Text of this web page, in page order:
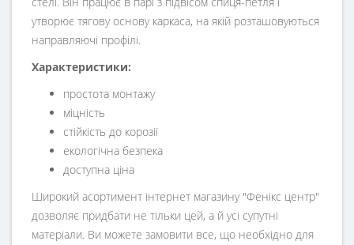
утворює тягову основу каркаса, на якій розташовуються
направляючі профілі.
Характеристики:
простота монтажу
міцність
стійкість до корозії
екологічна безпека
доступна ціна
Широкий асортимент інтернет магазину "Фенікс центр"
дозволяє придбати не тільки цей, а й усі супутні
матеріали. Ви можете замовити все, що необхідно для